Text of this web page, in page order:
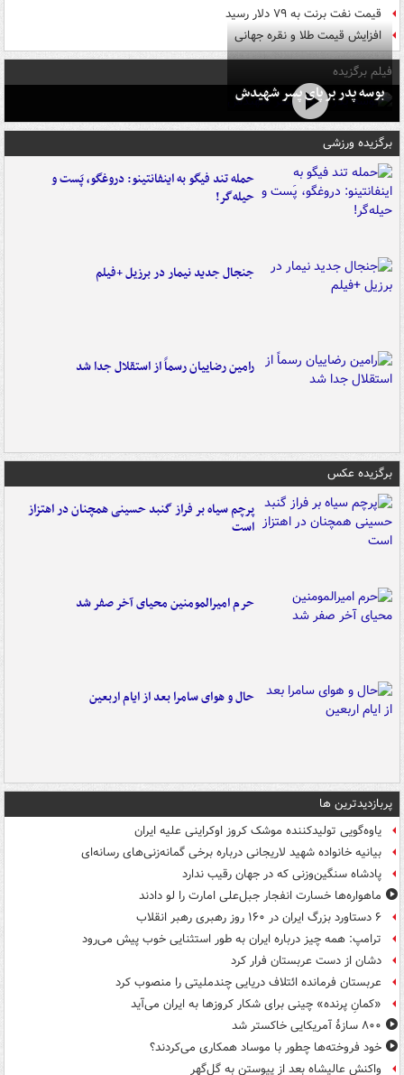
قیمت نفت برنت به ۷۹ دلار رسید
افزایش قیمت طلا و نقره جهانی
فیلم برگزیده
بوسه‌ پدر بر پای پسر شهیدش
برگزیده ورزشی
حمله تند فیگو به اینفانتینو: دروغگو، پَست‌ و
حیله‌گر!
جنجال جدید نیمار در برزیل +فیلم
رامین رضاییان رسماً از استقلال جدا شد
برگزیده عکس
پرچم سیاه بر فراز گنبد حسینی همچنان در اهتزاز
است
حرم امیرالمومنین محیای آخر صفر شد
حال و هوای سامرا بعد از ایام اربعین
پربازدیدترین ها
یاوه‌گویی تولیدکننده موشک کروز اوکراینی علیه ایران
بیانیه خانواده شهید لاریجانی درباره برخی گمانه‌زنی‌های رسانه‌ای
پادشاه سنگین‌وزنی که در جهان رقیب ندارد
ماهواره‌ها خسارت انفجار جبل‌علی امارت را لو دادند
۶ دستاورد بزرگ ایران در ۱۶۰ روز رهبری رهبر انقلاب
ترامپ: همه چیز درباره ایران به طور استثنایی خوب پیش می‌رود
دشان از دست عربستان فرار کرد
عربستان فرمانده ائتلاف دریایی چندملیتی را منصوب کرد
«کمانِ پرنده» چینی برای شکار کروزها به ایران می‌آید
۸۰۰ سازۀ آمریکایی خاکستر شد
خود فروخته‌ها چطور با موساد همکاری می‌کردند؟
واکنش عالیشاه بعد از پیوستن به گل‌گهر